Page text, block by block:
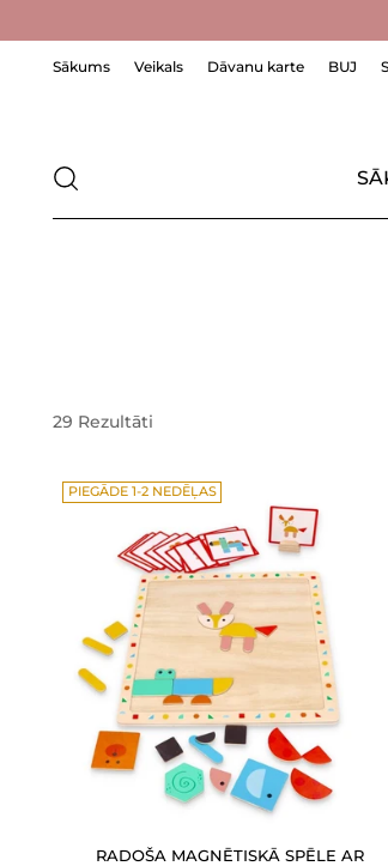
Sākums Veikals Dāvanu karte BUJ
29 Rezultāti
PIEGĀDE 1-2 NEDĒĻAS
RADOŠA MAGNĒTISKĀ SPĒLE AR